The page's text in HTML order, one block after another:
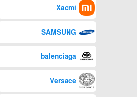
Xaomi
SAMSUNG
balenciaga
Versace